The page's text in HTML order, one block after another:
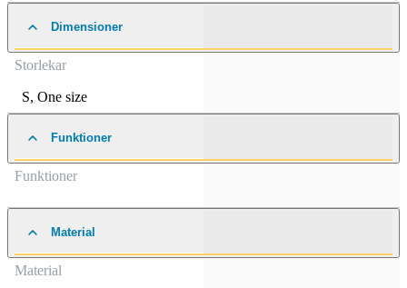
Dimensioner
Storlekar
S, One size
Funktioner
Funktioner
Material
Material